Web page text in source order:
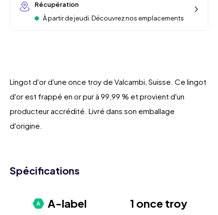
Récupération
À partir de jeudi. Découvrez nos emplacements
Lingot d'or d'une once troy de Valcambi, Suisse. Ce lingot
d'or est frappé en or pur à 99,99 % et provient d'un
producteur accrédité. Livré dans son emballage
d'origine.
Spécifications
A-label 1 once troy